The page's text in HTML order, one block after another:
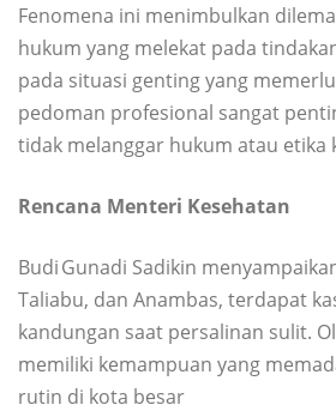
Fenomena ini menimbulkan
hukum yang melekat pada
pada situasi genting yang
pedoman profesional sangat
tidak melanggar hukum atau etika
Rencana Menteri Kesehatan
Budi Gunadi Sadikin
Taliabu, dan Anambas, terdapat
kandungan saat persalinan sulit.
memiliki kemampuan yang
rutin di kota besar